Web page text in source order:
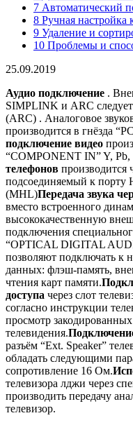
7 Автоматический
8 Ручная настройка
9 Удаление и
10 Проблемы и
25.09.2019
Аудио подключение .
SIMPLINK и ARC
(ARC) . Аналоговое
производится в гнёзда
подключение видео
“COMPONENT IN” Y, Pb,
телефонов производится
подсоединяемый к
(MHL)Передача звука
вместо встроенного
высококачественную
подключения
“OPTICAL DIGITAL
позволяют подключать к
данных: флэш-память,
чтения карт памяти.
доступа через слот
согласно инструкции
просмотр
телевидения.
разъём “Ext. Speaker”
обладать следующими
сопротивление 16 Ом.
телевизора лджи через
производить передачу
телевизор.